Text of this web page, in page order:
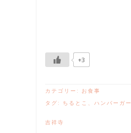
+3
カテゴリー: お食事
タグ: ちるとこ ハンバーガー
吉祥寺